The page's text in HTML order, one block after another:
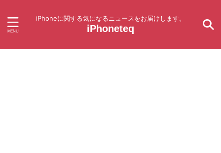
iPhoneに関する気になるニュースをお届けします。
iPhoneteq